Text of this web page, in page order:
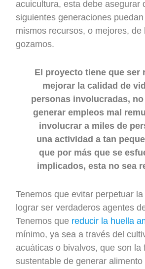
acuicultura, esta debe asegurar
siguientes generaciones
mismos recursos, o mejores, de
gozamos.
El proyecto tiene que ser
mejorar la calidad de
personas involucradas,
generar empleos mal
involucrar a miles de
una actividad a tan
que por más que se
implicados, esta no sea
Tenemos que evitar perpetuar
lograr ser verdaderos agentes
Tenemos que reducir la huella
mínimo, ya sea a través del
acuáticas o bivalvos, que son la
sustentable de generar